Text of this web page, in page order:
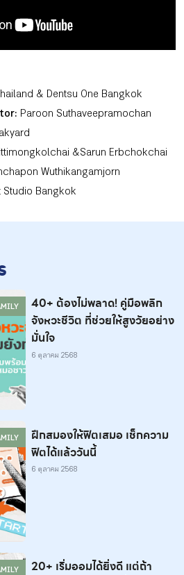
& Dentsu One Bangkok
Paroon Suthaveepramochan
& Sarun Erbchokchai
Wuthikangamjorn
Studio Bangkok
40+ ต้องไม่พลาด! คู่มือพลิก
จังหวะชีวิต ที่ช่วยให้สูงวัยอย่าง
มั่นใจ
6 ตุลาคม 2568
ฝึกสมองให้ฟิตเสมอ เช็กความ
ฟิตได้แล้ววันนี้
6 ตุลาคม 2568
20+ เริ่มออมได้ยิ่งดี แต่ถ้า